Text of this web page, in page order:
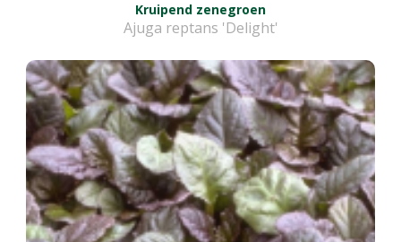
Kruipend zenegroen
Ajuga reptans 'Delight'